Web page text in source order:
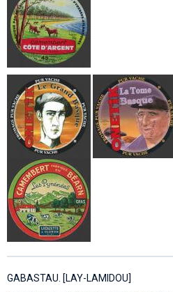
GABASTAU. [LAY-LAMIDOU]